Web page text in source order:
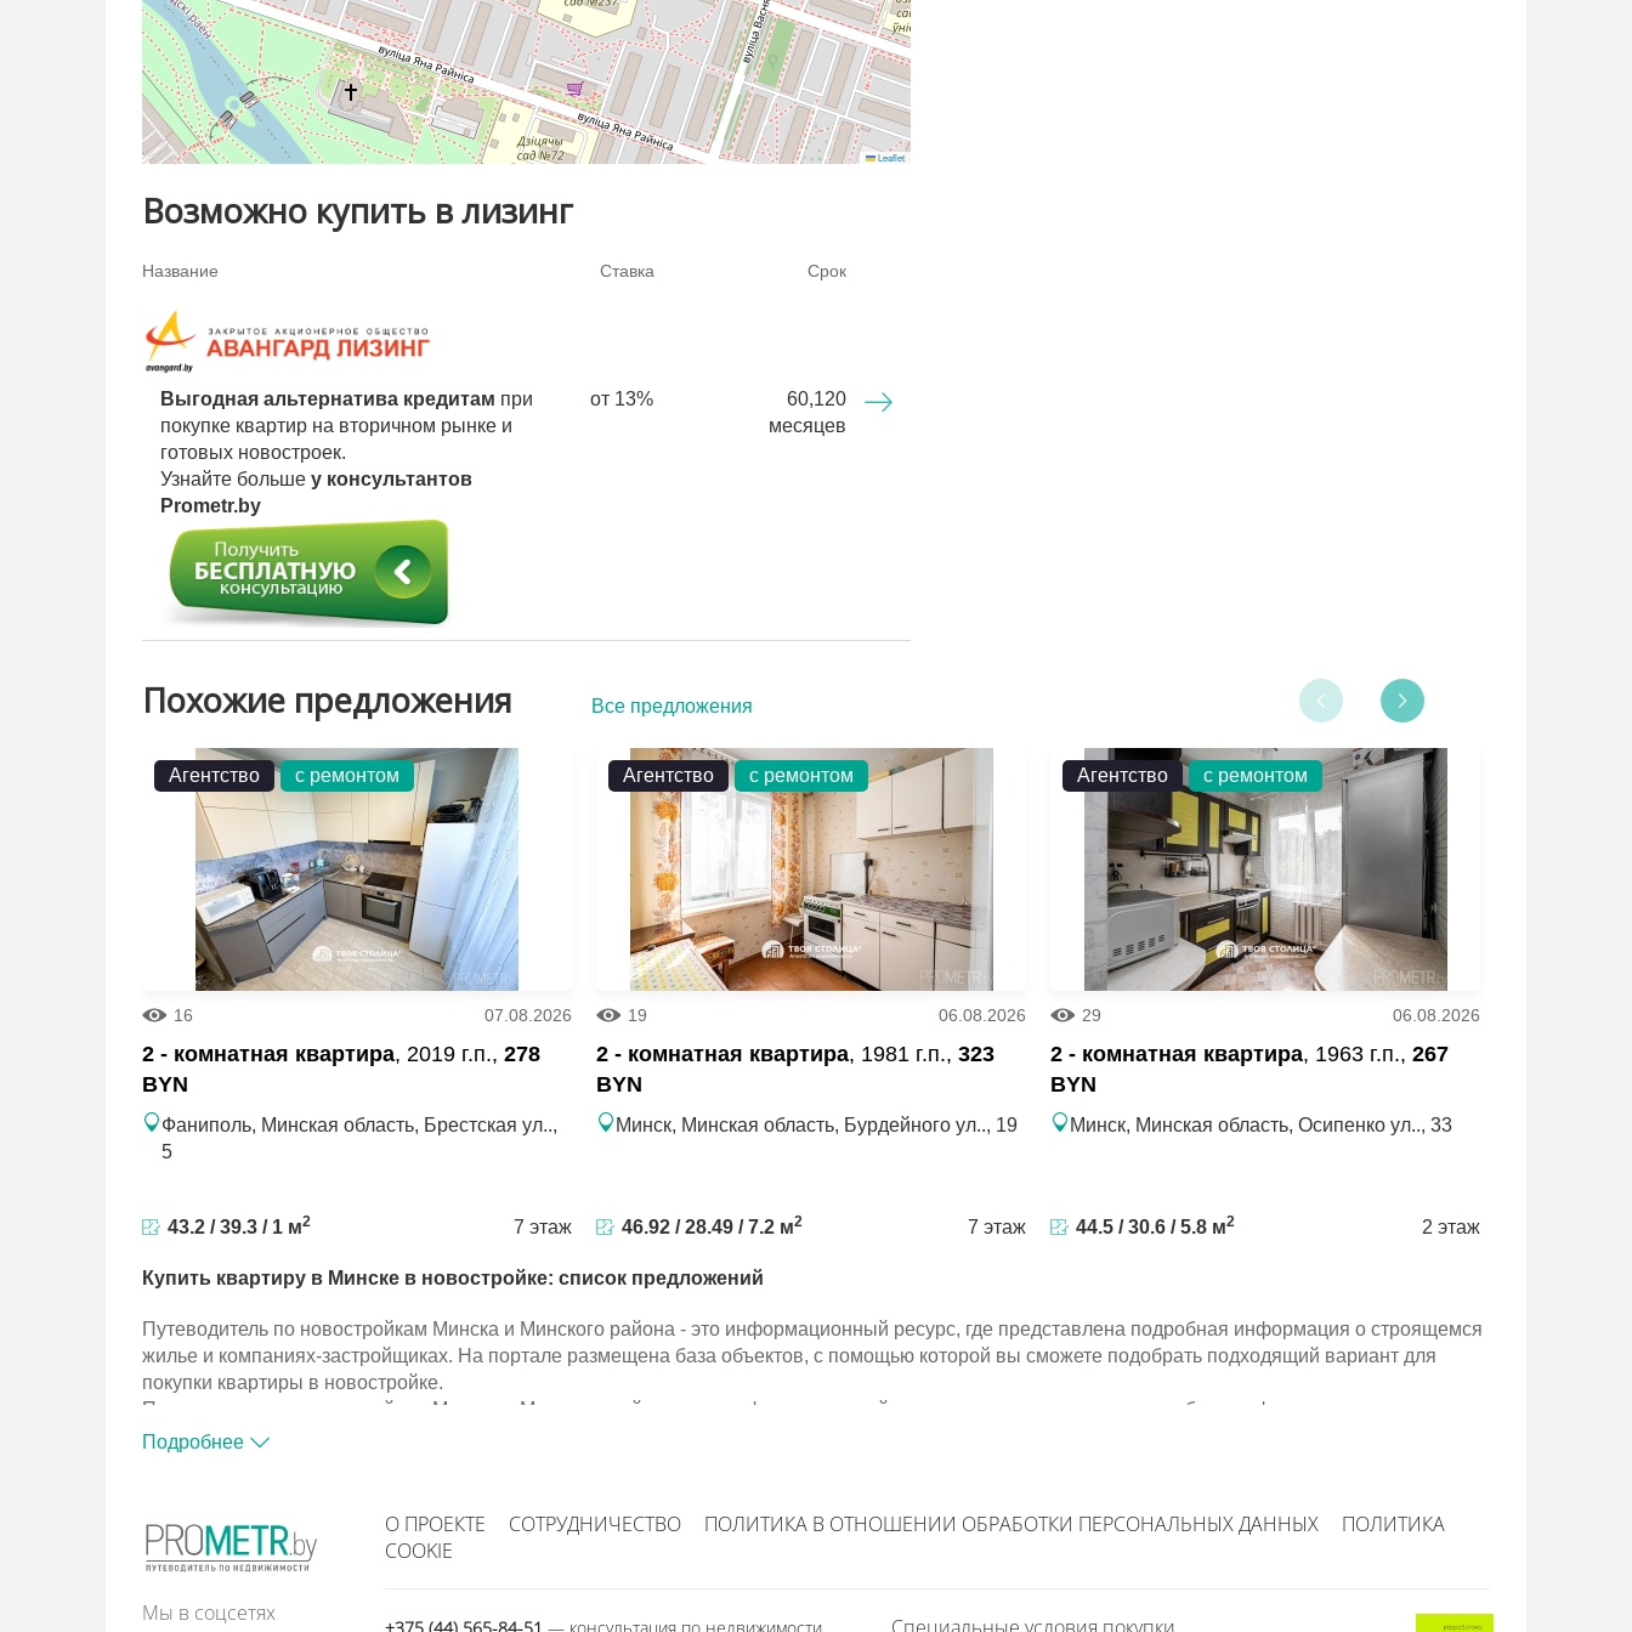
Отличный вариант как для жизни, так и для инвестиций.
Хотите купить квартиру в Минске? Звоните, записывайтесь на просмотр.
Поможем выгодно и безопасно продать вашу недвижимость для покупки этой
квартиры.
офисе по адресу г. Минск, ул. Кирова, 8.
Leaflet
Возможно купить в лизинг
Название Ставка Срок
Выгодная альтернатива кредитам при
покупке квартир на вторичном рынке и
готовых новостроек.
Узнайте больше у консультантов
Prometr.by
от 13%
60,120
месяцев
Похожие предложения Все предложения
Агентство с ремонтом
16 07.08.2026
2 - комнатная квартира, 2019 г.п., 278
BYN
Фаниполь, Минская область, Брестская ул..,
5
43.2 / 39.3 / 1 м2 7 этаж
Агентство с ремонтом
19 06.08.2026
2 - комнатная квартира, 1981 г.п., 323
BYN
Минск, Минская область, Бурдейного ул.., 19
46.92 / 28.49 / 7.2 м2 7 этаж
Агентство с ремонтом
29 06.08.2026
2 - комнатная квартира, 1963 г.п., 267
BYN
Минск, Минская область, Осипенко ул.., 33
44.5 / 30.6 / 5.8 м2 2 этаж
Купить квартиру в Минске в новостройке: список предложений
Путеводитель по новостройкам Минска и Минского района - это информационный ресурс, где представлена подробная информация о строящемся
жилье и компаниях-застройщиках. На портале размещена база объектов, с помощью которой вы сможете подобрать подходящий вариант для
покупки квартиры в новостройке.
Путеводитель по новостройкам Минска и Минского района - это информационный ресурс, где представлена подробная информация о строящемся
жилье и компаниях-застройщиках. На портале размещена база объектов, с помощью которой вы сможете подобрать подходящий вариант для
Подробнее
Мы в соцсетях
О ПРОЕКТЕ СОТРУДНИЧЕСТВО ПОЛИТИКА В ОТНОШЕНИИ ОБРАБОТКИ ПЕРСОНАЛЬНЫХ ДАННЫХ
ПОЛИТИКА
COOKIE
+375 (44) 565-84-51 — консультация по недвижимости Специальные условия покупки